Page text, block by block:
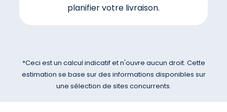
planifier votre livraison.
*Ceci est un calcul indicatif et n'ouvre aucun droit. Cette
estimation se base sur des informations disponibles sur
une sélection de sites concurrents.